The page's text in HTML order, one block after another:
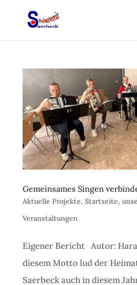
Gemeinsames Singen
Aktuelle Projekte, Startseite,
Veranstaltungen
Eigener Bericht Autor:
diesem Motto lud der
Saerbeck auch in diesem